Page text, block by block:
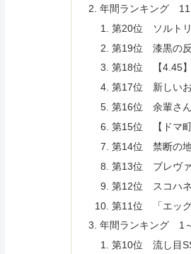
年間ランキング 11
第20位 ソルトリ
第19位 漆黒の反
第18位 【4.45】
第17位 新しいお
第16位 余輩さん
第15位 【ドマ
第14位 禁断の地
第13位 ブレヴ
第12位 スコハネ
第11位 「エッグ
年間ランキング 1
第10位 流し目